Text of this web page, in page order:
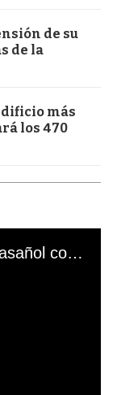
de su
de la
más
los 470
El mal momento de Yanina Gasañol con un hincha argentino en "Subrayado"